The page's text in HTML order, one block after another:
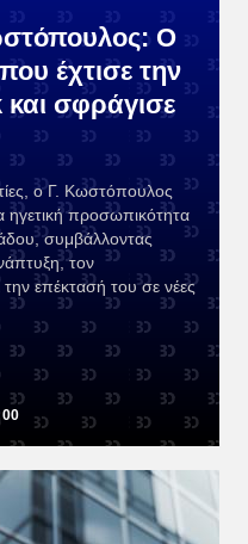
Ο
έχτισε την
σφράγισε
ο Γ. Κωστόπουλος
ηγετική προσωπικότητα
συμβάλλοντας
τον
την επέκτασή του σε νέες